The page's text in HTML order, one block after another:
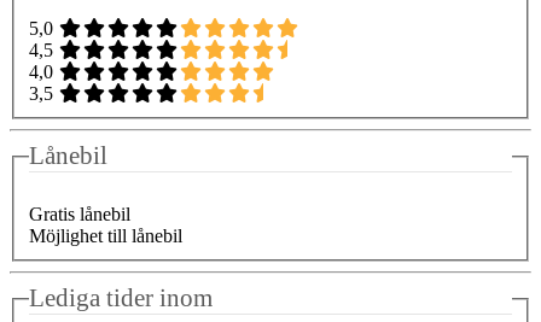
5,0
4,5
4,0
3,5
Lånebil
Gratis lånebil
Möjlighet till lånebil
Lediga tider inom